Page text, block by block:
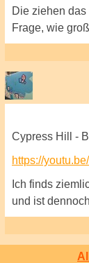
Die ziehen
Frage, wie
Cypress Hill -
https://
Ich finds
und ist